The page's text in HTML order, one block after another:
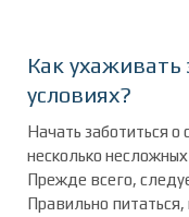
Как
условиях?
Начать заботиться
несколько
Прежде всего,
Правильно